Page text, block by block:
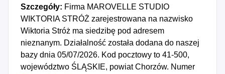
Szczegóły: Firma MAROVELLE STUDIO
WIKTORIA STRÓŻ zarejestrowana na nazwisko
Wiktoria Stróż ma siedzibę pod adresem
nieznanym. Działalność została dodana do naszej
bazy dnia 05/07/2026. Kod pocztowy to 41-500,
województwo ŚLĄSKIE, powiat Chorzów. Numer